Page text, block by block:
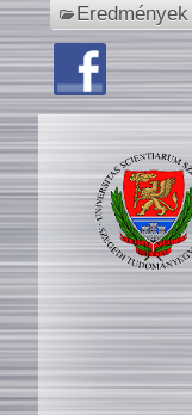
Eredmények